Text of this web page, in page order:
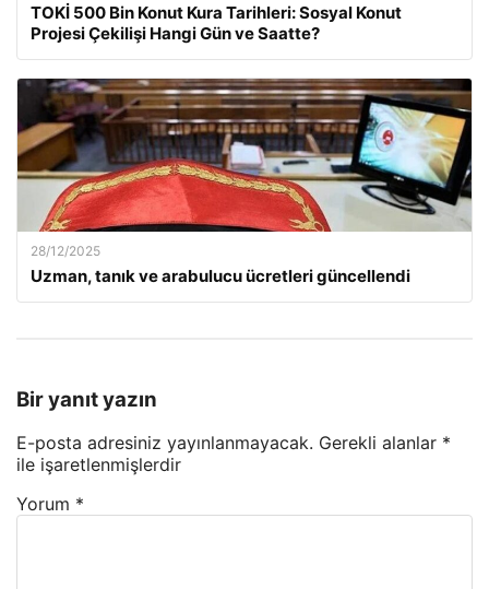
TOKİ 500 Bin Konut Kura Tarihleri: Sosyal Konut
Projesi Çekilişi Hangi Gün ve Saatte?
28/12/2025
Uzman, tanık ve arabulucu ücretleri güncellendi
Bir yanıt yazın
E-posta adresiniz yayınlanmayacak. Gerekli alanlar *
ile işaretlenmişlerdir
Yorum *